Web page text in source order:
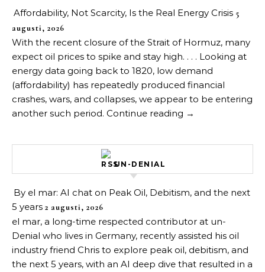
Affordability, Not Scarcity, Is the Real Energy Crisis 5
augusti, 2026
With the recent closure of the Strait of Hormuz, many
expect oil prices to spike and stay high. . . . Looking at
energy data going back to 1820, low demand
(affordability) has repeatedly produced financial
crashes, wars, and collapses, we appear to be entering
another such period. Continue reading →
UN-DENIAL
By el mar: AI chat on Peak Oil, Debitism, and the next
5 years 2 augusti, 2026
el mar, a long-time respected contributor at un-
Denial who lives in Germany, recently assisted his oil
industry friend Chris to explore peak oil, debitism, and
the next 5 years, with an AI deep dive that resulted in a